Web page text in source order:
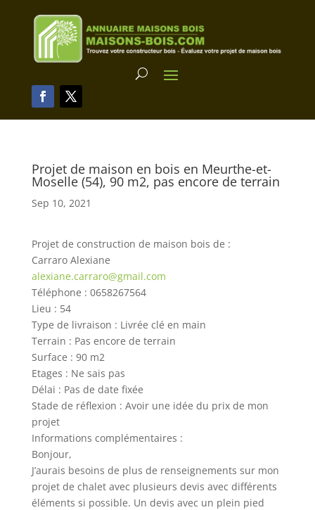
Projet de maison en bois en Meurthe-et-
Moselle (54), 90 m2, pas encore de terrain
Sep 10, 2021
Projet de construction de maison bois de :
Carraro Alexiane
alexiane.carraro@gmail.com
Téléphone : 0658267564
Lieu : 54
Type de livraison : Livrée clé en main
Terrain : Pas encore de terrain
Surface : 90 m2
Etages : Ne sais pas
Délai : Pas de date fixée
Stade de réflexion : Avoir une idée du prix de mon
projet
Informations complémentaires :
Bonjour,
J’aurais besoins de plus de renseignements sur mon
projet de chalet avec plusieurs devis avec différents
éléments si possible. Un devis avec un plein pied